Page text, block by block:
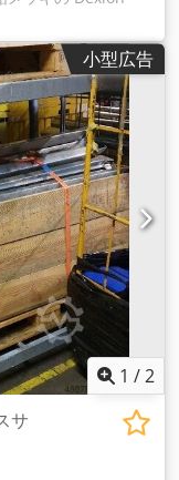
に最適で、あらゆ
ューションを提供
H、インフィルパ
mm - ポスト
クピン含む - 棚荷
例 基本ベイ長さ
本フィールド 直立
延長パネル 1個 直
技術データ
ン フレームタイ
設年: 2009 棚荷重:
件については、私
レットラッキング
アク セサリーのお
コーナー使用 €
いただければ、い
お知らせいただけれ
み込み、荷 降ろ
販売が条件となりま
気軽にお問い合わ
小型広告
1 /2
サ